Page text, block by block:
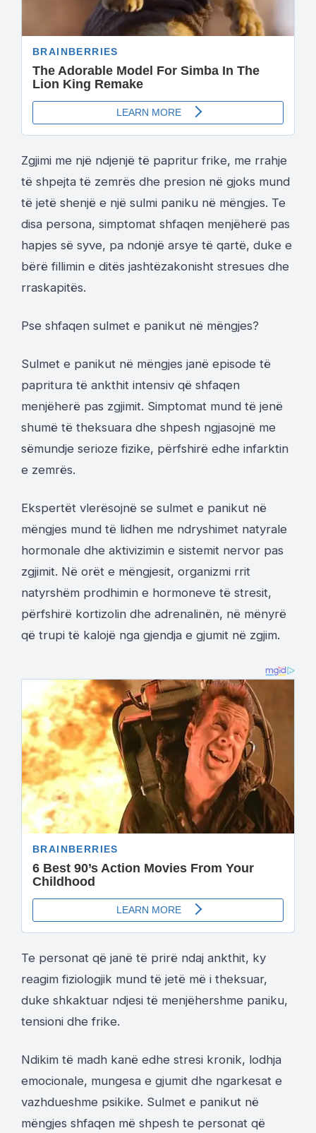
Zgjimi me një ndjenjë të papritur frike, me rrahje
të shpejta të zemrës dhe presion në gjoks mund
të jetë shenjë e një sulmi paniku në mëngjes. Te
disa persona, simptomat shfaqen menjëherë pas
hapjes së syve, pa ndonjë arsye të qartë, duke e
bërë fillimin e ditës jashtëzakonisht stresues dhe
rraskapitës.
Pse shfaqen sulmet e panikut në mëngjes?
Sulmet e panikut në mëngjes janë episode të
papritura të ankthit intensiv që shfaqen
menjëherë pas zgjimit. Simptomat mund të jenë
shumë të theksuara dhe shpesh ngjasojnë me
sëmundje serioze fizike, përfshirë edhe infarktin
e zemrës.
Ekspertët vlerësojnë se sulmet e panikut në
mëngjes mund të lidhen me ndryshimet natyrale
hormonale dhe aktivizimin e sistemit nervor pas
zgjimit. Në orët e mëngjesit, organizmi rrit
natyrshëm prodhimin e hormoneve të stresit,
përfshirë kortizolin dhe adrenalinën, në mënyrë
që trupi të kalojë nga gjendja e gjumit në zgjim.
Te personat që janë të prirë ndaj ankthit, ky
reagim fiziologjik mund të jetë më i theksuar,
duke shkaktuar ndjesi të menjëhershme paniku,
tensioni dhe frike.
Ndikim të madh kanë edhe stresi kronik, lodhja
emocionale, mungesa e gjumit dhe ngarkesat e
vazhdueshme psikike. Sulmet e panikut në
mëngjes shfaqen më shpesh te personat që